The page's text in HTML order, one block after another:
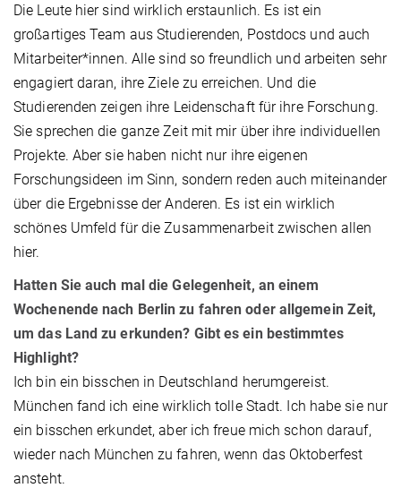
Die Leute hier sind wirklich erstaunlich. Es ist ein
großartiges Team aus Studierenden, Postdocs und auch
Mitarbeiter*innen. Alle sind so freundlich und arbeiten sehr
engagiert daran, ihre Ziele zu erreichen. Und die
Studierenden zeigen ihre Leidenschaft für ihre Forschung.
Sie sprechen die ganze Zeit mit mir über ihre individuellen
Projekte. Aber sie haben nicht nur ihre eigenen
Forschungsideen im Sinn, sondern reden auch miteinander
über die Ergebnisse der Anderen. Es ist ein wirklich
schönes Umfeld für die Zusammenarbeit zwischen allen
hier.​
Hatten Sie auch mal die Gelegenheit, an einem
Wochenende nach Berlin zu fahren oder allgemein Zeit,
um das Land zu erkunden? Gibt es ein bestimmtes
Highlight?
Ich bin ein bisschen in Deutschland herumgereist.
München fand ich eine wirklich tolle Stadt. Ich habe sie nur
ein bisschen erkundet, aber ich freue mich schon darauf,
wieder nach München zu fahren, wenn das Oktoberfest
ansteht.